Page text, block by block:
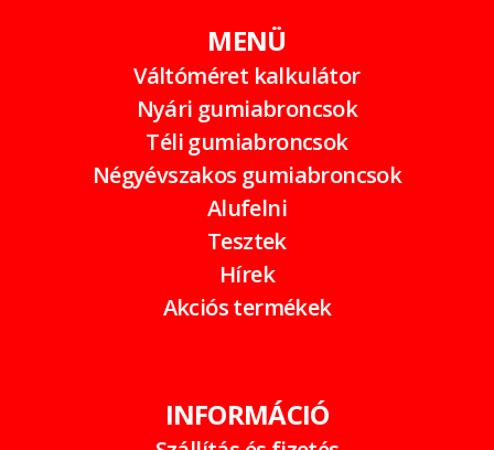
MENÜ
Váltóméret kalkulátor
Nyári gumiabroncsok
Téli gumiabroncsok
Négyévszakos gumiabroncsok
Alufelni
Tesztek
Hírek
Akciós termékek
INFORMÁCIÓ